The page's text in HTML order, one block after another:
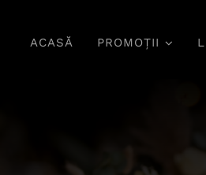
ACASĂ PROMOȚII